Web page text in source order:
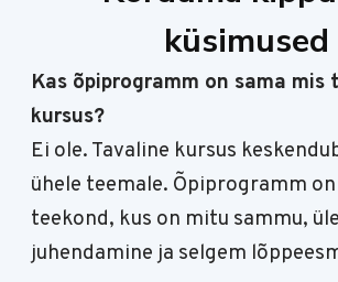
küsimused
Kas õpiprogramm on sama mis
kursus?
Ei ole. Tavaline kursus
ühele teemale. Õpiprogramm
teekond, kus on mitu sammu,
juhendamine ja selgem